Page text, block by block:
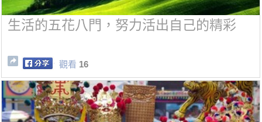
生活的五花八門，努力活出自己的精彩
觀看 16